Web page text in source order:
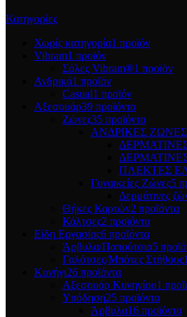
Κατηγορίες
Χωρίς κατηγορία1 προϊόν
Vibram1 προϊόν
Σόλες Vibram®1 προϊόν
Ανδρικά1 προϊόν
Casual1 προϊόν
Αξεσουάρ39 προϊόντα
Ζώνες35 προϊόντα
ΑΝΔΡΙΚΕΣ ΖΩΝΕΣ
ΠΛΕΚΤΕΣ
Γυναικείες Ζώνες5
Δερμάτινες
Θήκες Καρτών2 προϊόντα
Κάλτσες2 προϊόντα
Είδη Εργασίας6 προϊόντα
Άρβυλα/Παπούτσια5
Γαλότσες/Μπότες Στήθους
Κυνήγι26 προϊόντα
Αξεσουάρ Κυνηγίου1
Υπόδηση25 προϊόντα
Άρβυλα16 προϊόντα